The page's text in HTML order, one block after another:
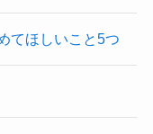
てほしいこと5つ